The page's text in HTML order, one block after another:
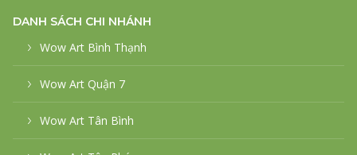
DANH SÁCH CHI NHÁNH
Wow Art Bình Thạnh
Wow Art Quận 7
Wow Art Tân Bình